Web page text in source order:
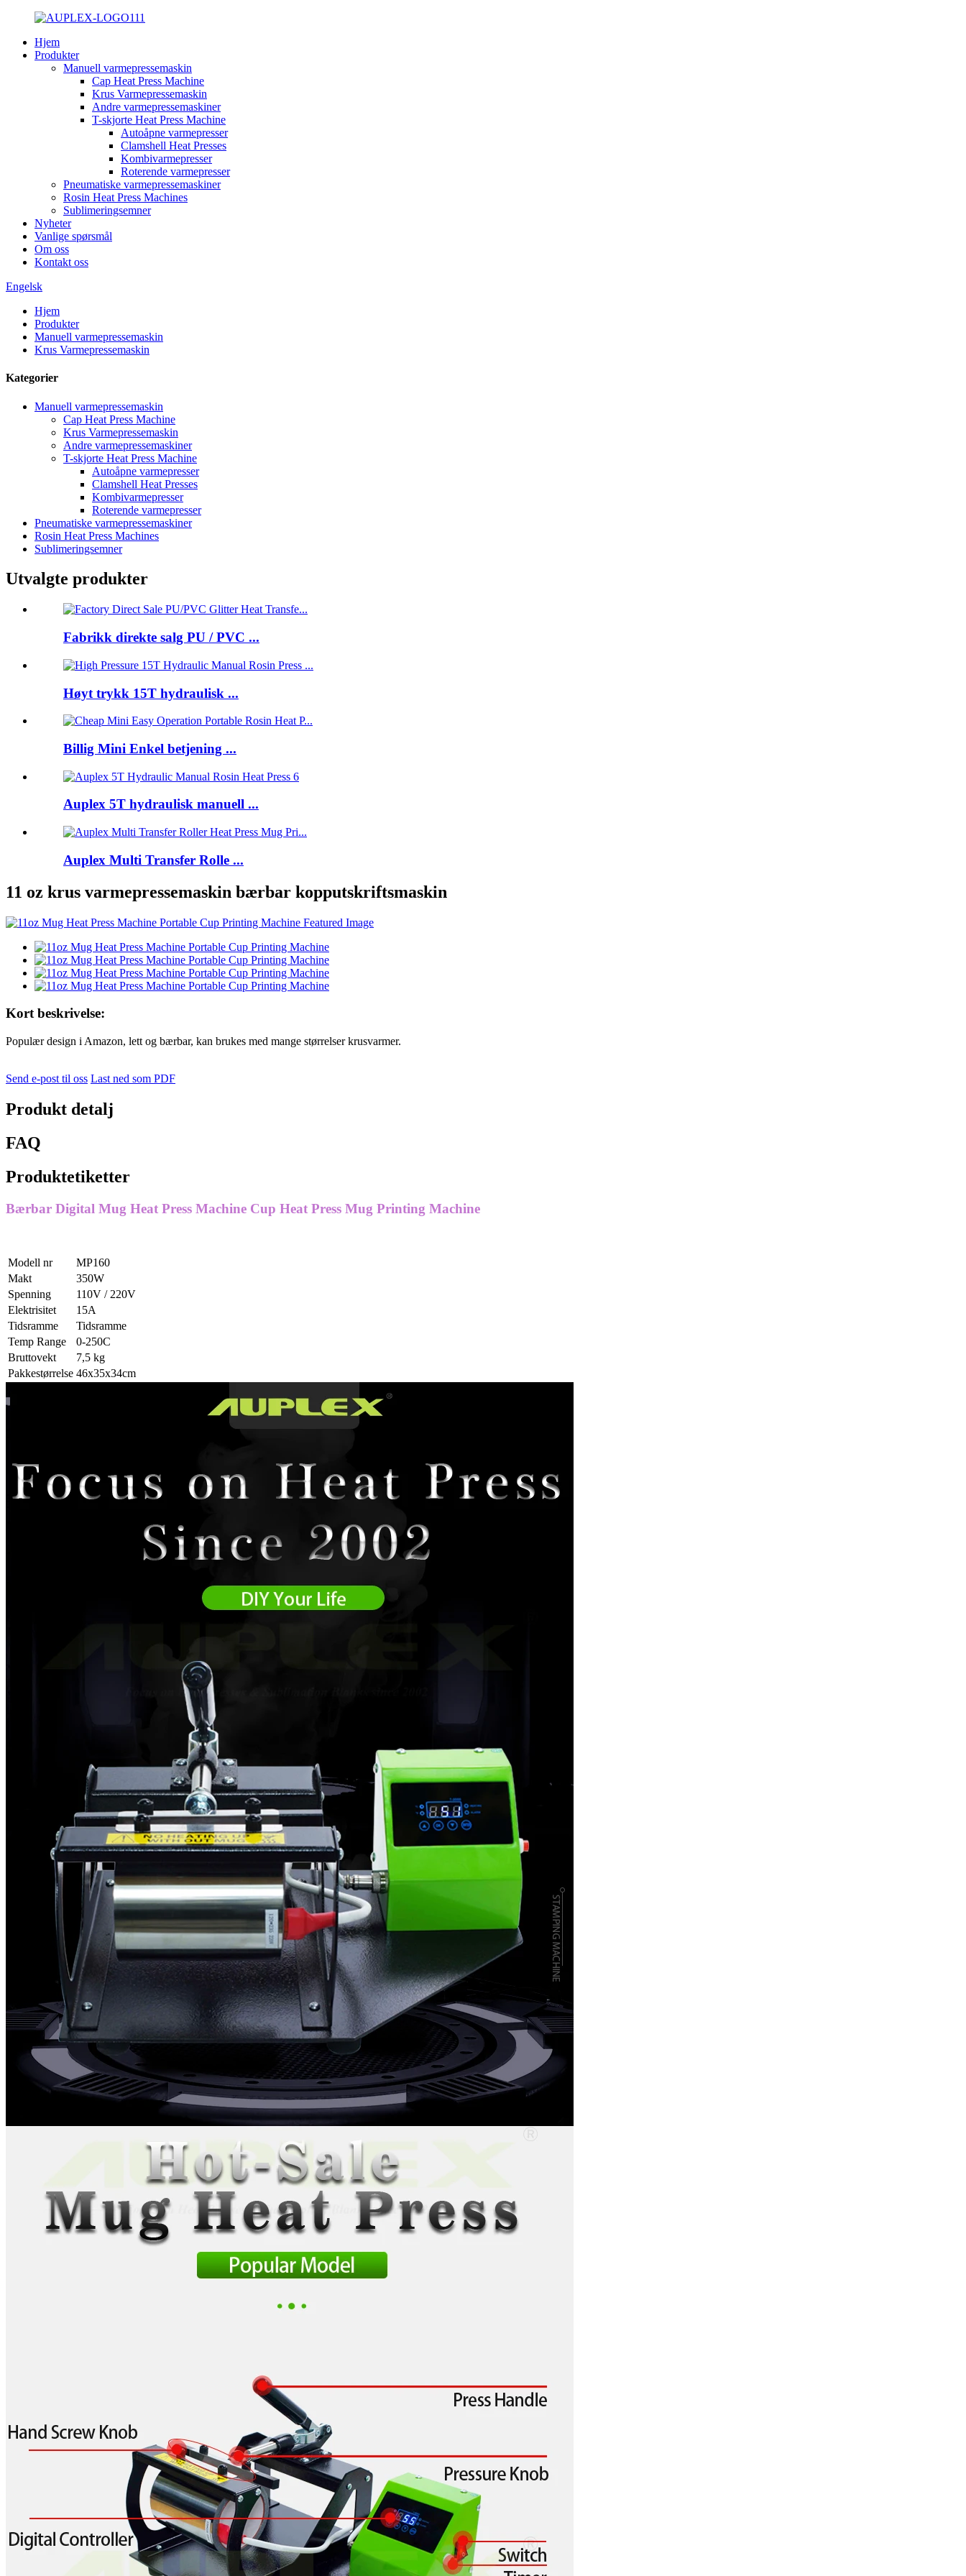
Hjem
Produkter
Manuell varmepressemaskin
Cap Heat Press Machine
Krus Varmepressemaskin
Andre varmepressemaskiner
T-skjorte Heat Press Machine
Autoåpne varmepresser
Clamshell Heat Presses
Kombivarmepresser
Roterende varmepresser
Pneumatiske varmepressemaskiner
Rosin Heat Press Machines
Sublimeringsemner
Nyheter
Vanlige spørsmål
Om oss
Kontakt oss
Engelsk
Hjem
Produkter
Manuell varmepressemaskin
Krus Varmepressemaskin
Kategorier
Manuell varmepressemaskin
Cap Heat Press Machine
Krus Varmepressemaskin
Andre varmepressemaskiner
T-skjorte Heat Press Machine
Autoåpne varmepresser
Clamshell Heat Presses
Kombivarmepresser
Roterende varmepresser
Pneumatiske varmepressemaskiner
Rosin Heat Press Machines
Sublimeringsemner
Utvalgte produkter
Fabrikk direkte salg PU / PVC ...
Høyt trykk 15T hydraulisk ...
Billig Mini Enkel betjening ...
Auplex 5T hydraulisk manuell ...
Auplex Multi Transfer Rolle ...
11 oz krus varmepressemaskin bærbar kopputskriftsmaskin
Kort beskrivelse:
Populær design i Amazon, lett og bærbar, kan brukes med mange størrelser krusvarmer.
Send e-post til oss Last ned som PDF
Produkt detalj
FAQ
Produktetiketter
Bærbar Digital Mug Heat Press Machine Cup Heat Press Mug Printing Machine
Modell nr
MP160
Makt
350W
Spenning
110V / 220V
Elektrisitet
15A
Tidsramme
Tidsramme
Temp Range
0-250C
Bruttovekt
7,5 kg
Pakkestørrelse 46x35x34cm